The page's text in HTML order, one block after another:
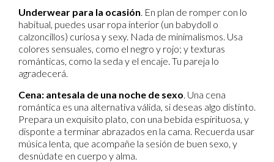
Underwear para la ocasión . En plan de romper con lo
habitual, puedes usar ropa interior (un babydoll o
calzoncillos) curiosa y sexy. Nada de minimalismos. Usa
colores sensuales, como el negro y rojo; y texturas
románticas, como la seda y el encaje. Tu pareja lo
agradecerá.
Cena: antesala de una noche de sexo . Una cena
romántica es una alternativa válida, si deseas algo distinto.
Prepara un exquisito plato, con una bebida espirituosa, y
disponte a terminar abrazados en la cama. Recuerda usar
música lenta, que acompañe la sesión de buen sexo, y
desnúdate en cuerpo y alma.